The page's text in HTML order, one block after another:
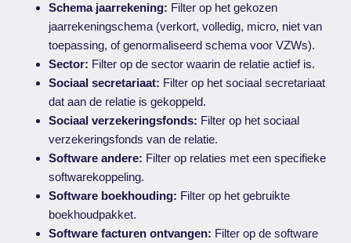
Schema jaarrekening: Filter op het gekozen
jaarrekeningschema (verkort, volledig, micro, niet van
toepassing, of genormaliseerd schema voor VZWs).
Sector: Filter op de sector waarin de relatie actief is.
Sociaal secretariaat: Filter op het sociaal secretariaat
dat aan de relatie is gekoppeld.
Sociaal verzekeringsfonds: Filter op het sociaal
verzekeringsfonds van de relatie.
Software andere: Filter op relaties met een specifieke
softwarekoppeling.
Software boekhouding: Filter op het gebruikte
boekhoudpakket.
Software facturen ontvangen: Filter op de software